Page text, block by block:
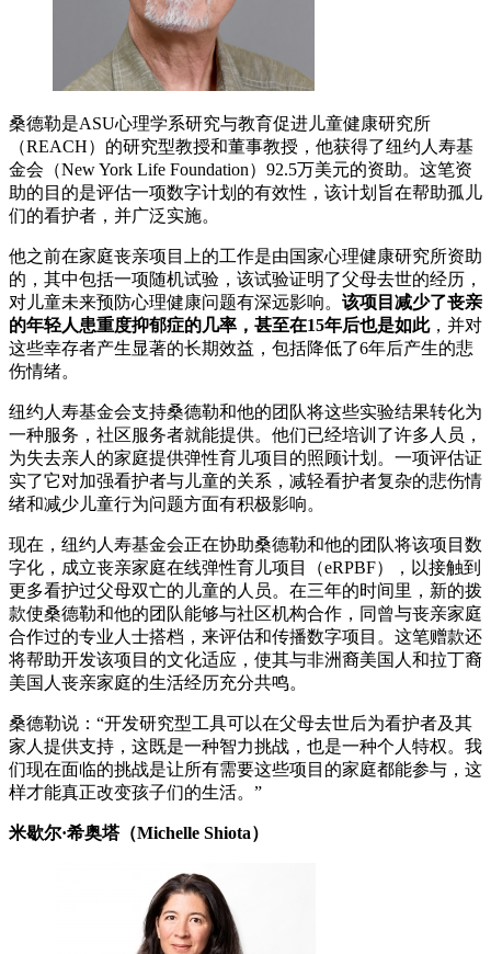
桑德勒是ASU心理学系研究与教育促进儿童健康研究所
（REACH）的研究型教授和董事教授，他获得了纽约人寿基
金会（New York Life Foundation）92.5万美元的资助。这笔资
助的目的是评估一项数字计划的有效性，该计划旨在帮助孤儿
们的看护者，并广泛实施。
他之前在家庭丧亲项目上的工作是由国家心理健康研究所资助
的，其中包括一项随机试验，该试验证明了父母去世的经历，
对儿童未来预防心理健康问题有深远影响。 该项目减少了丧亲
的年轻人患重度抑郁症的几率，甚至在15年后也是如此，并对
这些幸存者产生显著的长期效益，包括降低了6年后产生的悲
伤情绪。
纽约人寿基金会支持桑德勒和他的团队将这些实验结果转化为
一种服务，社区服务者就能提供。他们已经培训了许多人员，
为失去亲人的家庭提供弹性育儿项目的照顾计划。一项评估证
实了它对加强看护者与儿童的关系，减轻看护者复杂的悲伤情
绪和减少儿童行为问题方面有积极影响。
现在，纽约人寿基金会正在协助桑德勒和他的团队将该项目数
字化，成立丧亲家庭在线弹性育儿项目（eRPBF），以接触到
更多看护过父母双亡的儿童的人员。在三年的时间里，新的拨
款使桑德勒和他的团队能够与社区机构合作，同曾与丧亲家庭
合作过的专业人士搭档，来评估和传播数字项目。这笔赠款还
将帮助开发该项目的文化适应，使其与非洲裔美国人和拉丁裔
美国人丧亲家庭的生活经历充分共鸣。
桑德勒说：“开发研究型工具可以在父母去世后为看护者及其
家人提供支持，这既是一种智力挑战，也是一种个人特权。我
们现在面临的挑战是让所有需要这些项目的家庭都能参与，这
样才能真正改变孩子们的生活。”
米歇尔·希奥塔（Michelle Shiota）